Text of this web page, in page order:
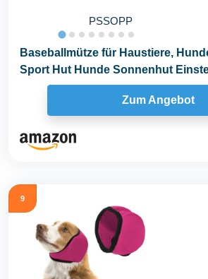
PSSOPP
Baseballmütze für Haustiere,
Sport Hut Hunde Sonnenhut
Zum Angebot
9